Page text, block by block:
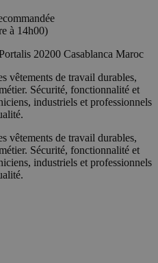
à 14h00)
20200 Casablanca Maroc
vêtements de travail durables,
Sécurité, fonctionnalité et
industriels et professionnels
vêtements de travail durables,
Sécurité, fonctionnalité et
industriels et professionnels